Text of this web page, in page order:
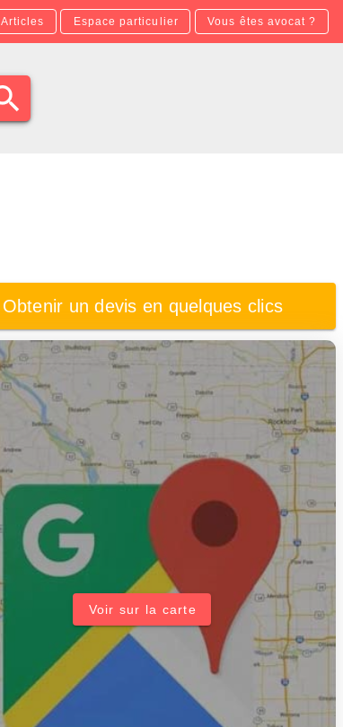
Articles Espace particulier Vous êtes avocat ?
Obtenir un devis en quelques clics
Voir sur la carte